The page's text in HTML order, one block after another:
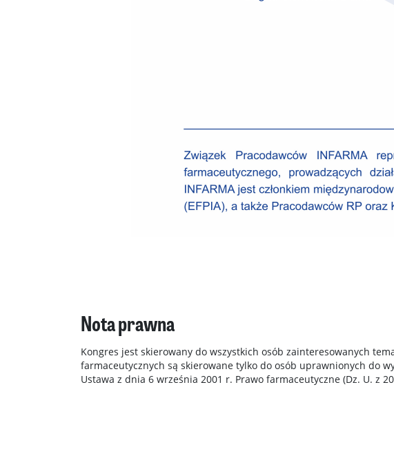
Nota prawna
Kongres jest skierowany do wszystkich osób zainteresowanych
farmaceutycznych są skierowane tylko do osób uprawnionych do
Ustawa z dnia 6 września 2001 r. Prawo farmaceutyczne (Dz. U. z